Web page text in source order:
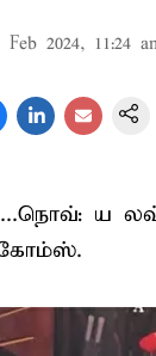
Feb 2024, 11:24
ய லவ்